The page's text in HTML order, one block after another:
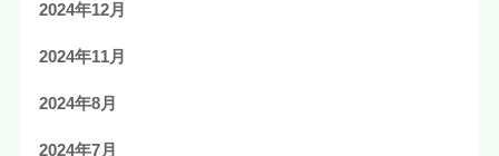
2024年12月
2024年11月
2024年8月
2024年7月